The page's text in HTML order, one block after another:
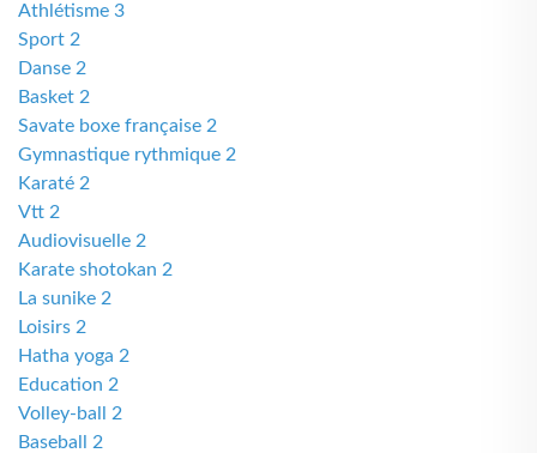
Athlétisme 3
Sport 2
Danse 2
Basket 2
Savate boxe française 2
Gymnastique rythmique 2
Karaté 2
Vtt 2
Audiovisuelle 2
Karate shotokan 2
La sunike 2
Loisirs 2
Hatha yoga 2
Education 2
Volley-ball 2
Baseball 2